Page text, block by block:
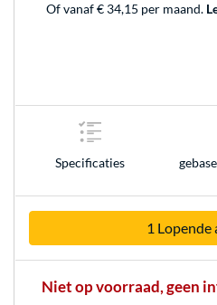
Of vanaf € 34,15 per maand.
Specificaties
1 Lopende
Niet op voorraad, geen